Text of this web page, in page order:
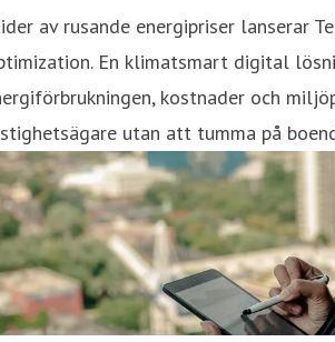
av rusande energipriser lanserar
En klimatsmart digital
kostnader och
utan att tumma på